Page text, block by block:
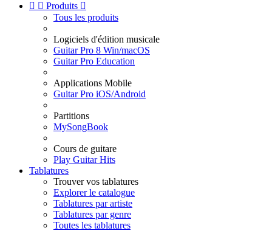
  Produits 
Tous les produits
Logiciels d'édition musicale
Guitar Pro 8 Win/macOS
Guitar Pro Education
Applications Mobile
Guitar Pro iOS/Android
Partitions
MySongBook
Cours de guitare
Play Guitar Hits
Tablatures
Trouver vos tablatures
Explorer le catalogue
Tablatures par artiste
Tablatures par genre
Toutes les tablatures